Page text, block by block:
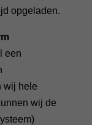
opgeladen.
een
wij hele
wij de